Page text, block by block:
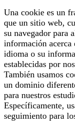
Una cookie es un
que un sitio web,
su navegador para
información acerca
idioma o su
establecidas por
También usamos
un dominio
para nuestros
Específicamente,
seguimiento para